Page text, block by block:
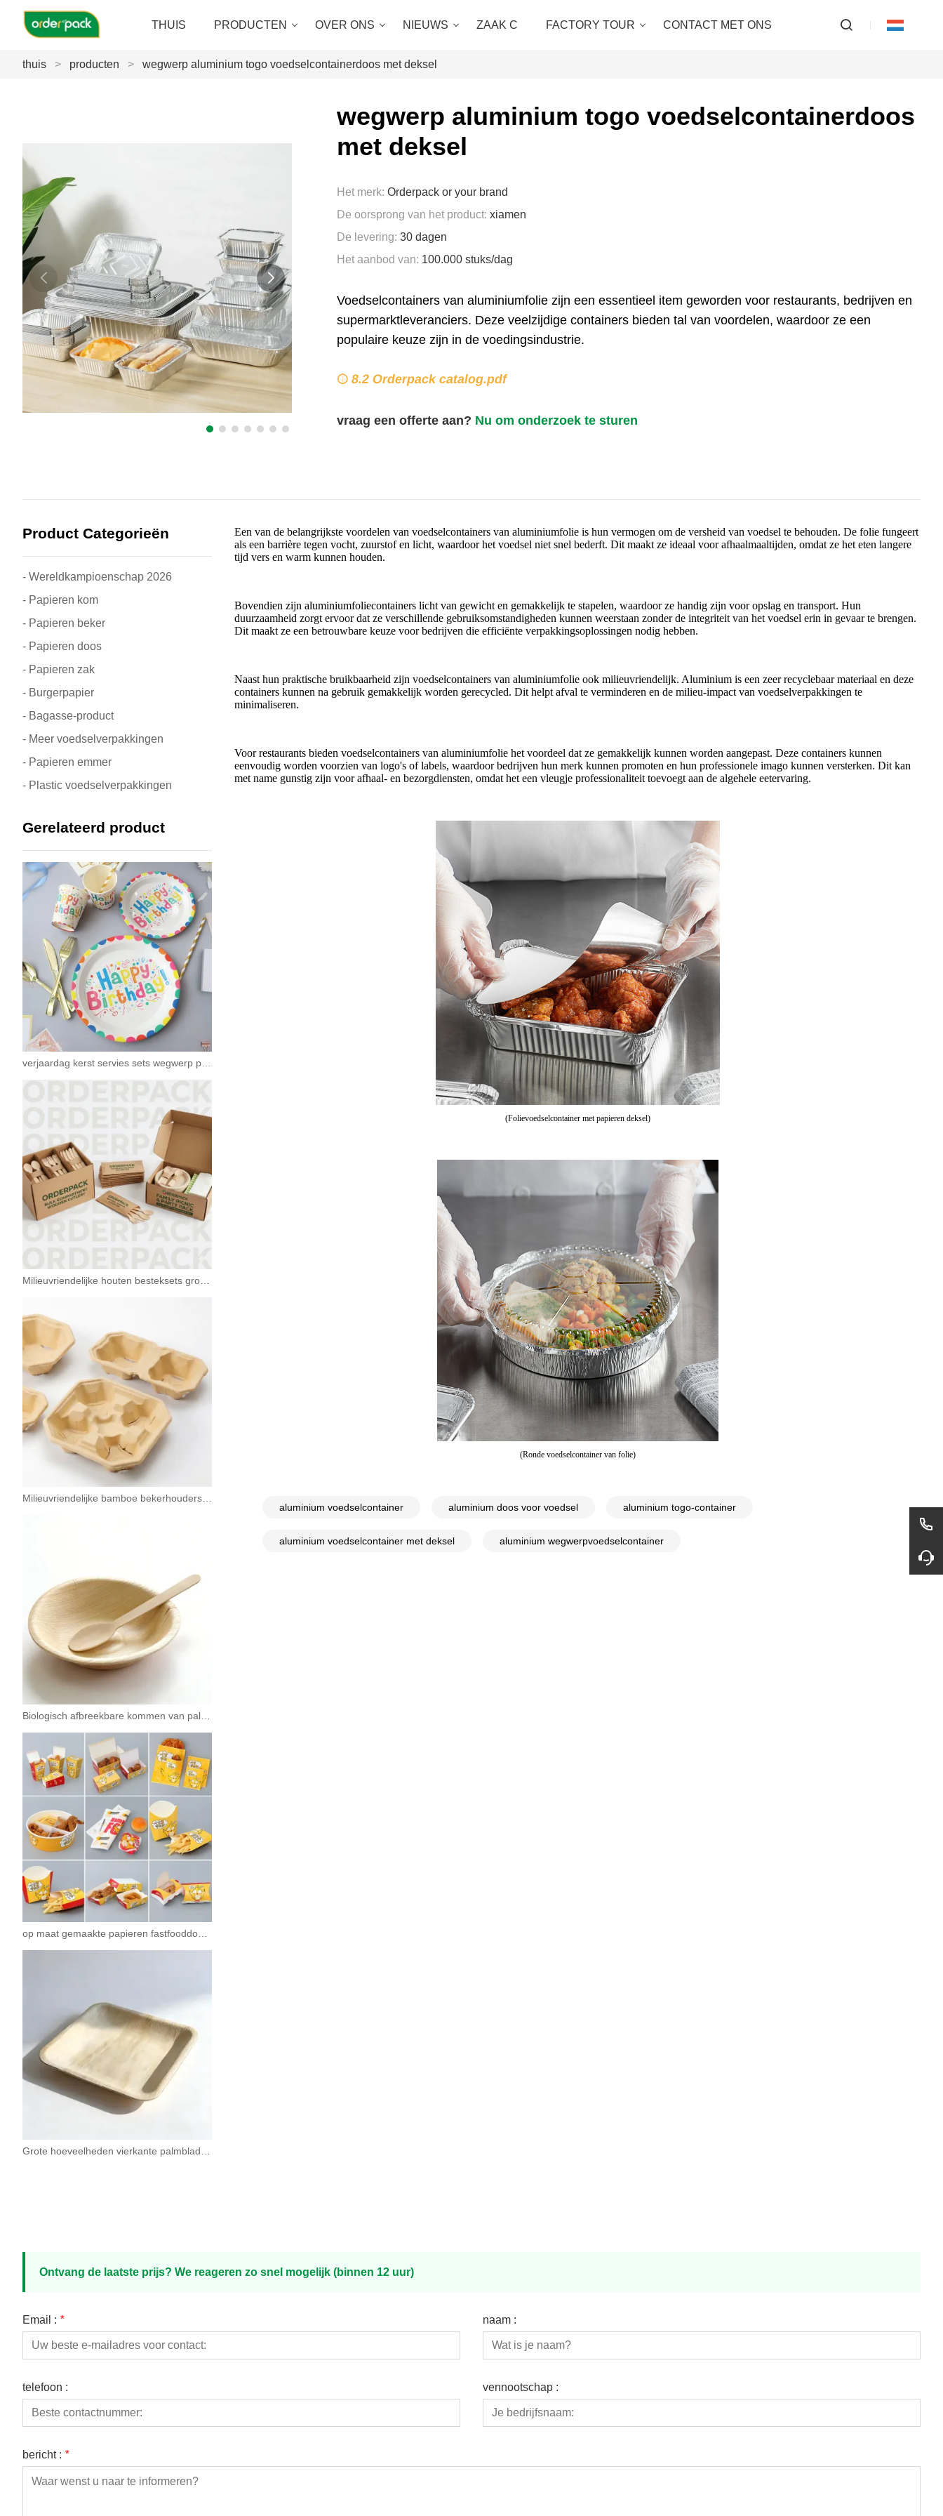
THUIS PRODUCTEN OVER ONS NIEUWS ZAAK C FACTORY TOUR CONTACT MET ONS
thuis > producten > wegwerp aluminium togo voedselcontainerdoos met deksel
wegwerp aluminium togo voedselcontainerdoos
met deksel
Het merk: Orderpack or your brand
De oorsprong van het product: xiamen
De levering: 30 dagen
Het aanbod van: 100.000 stuks/dag
Voedselcontainers van aluminiumfolie zijn een essentieel item geworden voor restaurants, bedrijven en
supermarktleveranciers. Deze veelzijdige containers bieden tal van voordelen, waardoor ze een
populaire keuze zijn in de voedingsindustrie.
8.2 Orderpack catalog.pdf
vraag een offerte aan? Nu om onderzoek te sturen
Product Categorieën
- Wereldkampioenschap 2026
- Papieren kom
- Papieren beker
- Papieren doos
- Papieren zak
- Burgerpapier
- Bagasse-product
- Meer voedselverpakkingen
- Papieren emmer
- Plastic voedselverpakkingen
Gerelateerd product
Een van de belangrijkste voordelen van voedselcontainers van aluminiumfolie is hun vermogen om de versheid van voedsel te behouden. De folie fungeert
als een barrière tegen vocht, zuurstof en licht, waardoor het voedsel niet snel bederft. Dit maakt ze ideaal voor afhaalmaaltijden, omdat ze het eten langere
tijd vers en warm kunnen houden.
Bovendien zijn aluminiumfoliecontainers licht van gewicht en gemakkelijk te stapelen, waardoor ze handig zijn voor opslag en transport. Hun
duurzaamheid zorgt ervoor dat ze verschillende gebruiksomstandigheden kunnen weerstaan ​​zonder de integriteit van het voedsel erin in gevaar te brengen.
Dit maakt ze een betrouwbare keuze voor bedrijven die efficiënte verpakkingsoplossingen nodig hebben.
Naast hun praktische bruikbaarheid zijn voedselcontainers van aluminiumfolie ook milieuvriendelijk. Aluminium is een zeer recyclebaar materiaal en deze
containers kunnen na gebruik gemakkelijk worden gerecycled. Dit helpt afval te verminderen en de milieu-impact van voedselverpakkingen te
minimaliseren.
Voor restaurants bieden voedselcontainers van aluminiumfolie het voordeel dat ze gemakkelijk kunnen worden aangepast. Deze containers kunnen
eenvoudig worden voorzien van logo's of labels, waardoor bedrijven hun merk kunnen promoten en hun professionele imago kunnen versterken. Dit kan
met name gunstig zijn voor afhaal- en bezorgdiensten, omdat het een vleugje professionaliteit toevoegt aan de algehele eetervaring.
(Folievoedselcontainer met papieren deksel)
(Ronde voedselcontainer van folie)
aluminium voedselcontainer aluminium doos voor voedsel aluminium togo-container
aluminium voedselcontainer met deksel aluminium wegwerpvoedselcontainer
Ontvang de laatste prijs? We reageren zo snel mogelijk (binnen 12 uur)
Email : * naam :
telefoon : vennootschap :
bericht : *